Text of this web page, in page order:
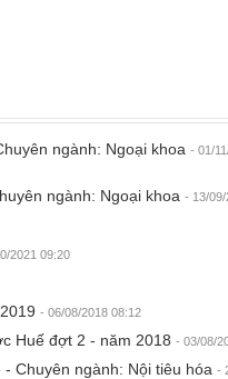
ngành: Ngoại khoa - 01/
ngành: Ngoại khoa - 13/
2021 09:20
- 06/08/2018 08:12
Huế đợt 2 - năm 2018 - 03/08/
Chuyên ngành: Nội tiêu hóa -